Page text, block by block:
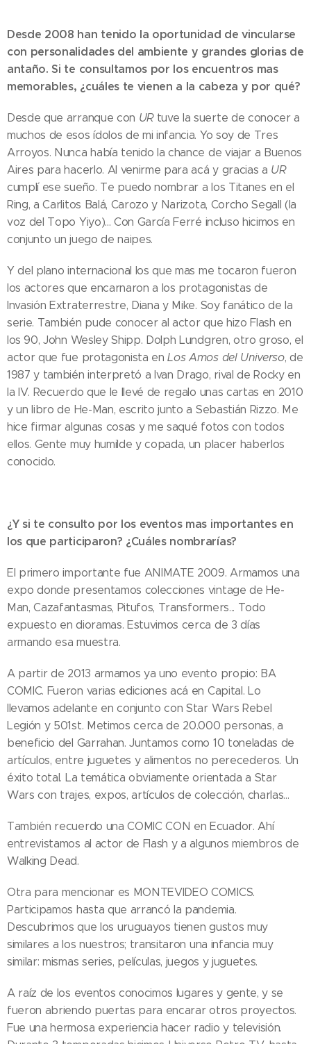
Desde 2008 han tenido la oportunidad de vincularse
con personalidades del ambiente y grandes glorias de
antaño. Si te consultamos por los encuentros mas
memorables, ¿cuáles te vienen a la cabeza y por qué?
Desde que arranque con URtuve la suerte de conocer a
muchos de esos ídolos de mi infancia. Yo soy de Tres
Arroyos. Nunca había tenido la chance de viajar a Buenos
Aires para hacerlo. Al venirme para acá y gracias a UR
cumplí ese sueño. Te puedo nombrar a los Titanes en el
Ring, a Carlitos Balá, Carozo y Narizota, Corcho Segall (la
voz del Topo Yiyo)... Con García Ferré incluso hicimos en
conjunto un juego de naipes.
Y del plano internacional los que mas me tocaron fueron
los actores que encarnaron a los protagonistas de
Invasión Extraterrestre, Diana y Mike. Soy fanático de la
serie. También pude conocer al actor que hizo Flash en
los ´90, John Wesley Shipp. Dolph Lundgren, otro groso, el
actor que fue protagonista enLos Amos del Universo, de
1987 y también interpretó a Ivan Drago, rival de Rocky en
la IV. Recuerdo que le llevé de regalo unas cartas en 2010
y un libro de He-Man, escrito junto a Sebastián Rizzo. Me
hice firmar algunas cosas y me saqué fotos con todos
ellos. Gente muy humilde y copada, un placer haberlos
conocido.
¿Y si te consulto por los eventos mas importantes en
los que participaron? ¿Cuáles nombrarías?
El primero importante fue ANIMATE 2009. Armamos una
expo donde presentamos colecciones vintage de He-
Man, Cazafantasmas, Pitufos, Transformers... Todo
expuesto en dioramas. Estuvimos cerca de 3 días
armando esa muestra.
A partir de 2013 armamos ya uno evento propio: BA
COMIC. Fueron varias ediciones acá en Capital. Lo
llevamos adelante en conjunto con Star Wars Rebel
Legión y 501st. Metimos cerca de 20.000 personas, a
beneficio del Garrahan. Juntamos como 10 toneladas de
artículos, entre juguetes y alimentos no perecederos. Un
éxito total. La temática obviamente orientada a Star
Wars con trajes, expos, artículos de colección, charlas...
También recuerdo una COMIC CON en Ecuador. Ahí
entrevistamos al actor de Flash y a algunos miembros de
Walking Dead.
Otra para mencionar es MONTEVIDEO COMICS.
Participamos hasta que arrancó la pandemia.
Descubrimos que los uruguayos tienen gustos muy
similares a los nuestros; transitaron una infancia muy
similar: mismas series, películas, juegos y juguetes.
A raíz de los eventos conocimos lugares y gente, y se
fueron abriendo puertas para encarar otros proyectos.
Fue una hermosa experiencia hacer radio y televisión.